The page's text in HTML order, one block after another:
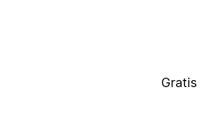
Gratis